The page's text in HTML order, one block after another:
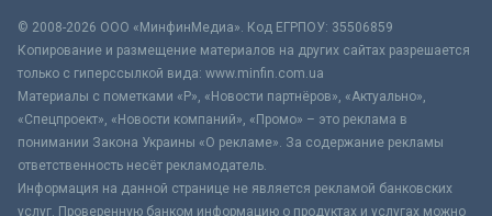
© 2008-2026 ООО «МинфинМедиа». Код ЕГРПОУ: 35506859
Копирование и размещение материалов на других сайтах разрешается
только с гиперссылкой вида: www.minfin.com.ua
Материалы с пометками «Р», «Новости партнёров», «Актуально»,
«Спецпроект», «Новости компаний», «Промо» – это реклама в
понимании Закона Украины «О рекламе». За содержание рекламы
ответственность несёт рекламодатель.
Информация на данной странице не является рекламой банковских
услуг. Проверенную банком информацию о продуктах и услугах можно